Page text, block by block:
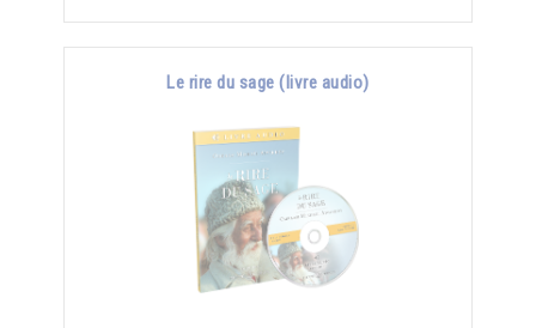
Le rire du sage (livre audio)